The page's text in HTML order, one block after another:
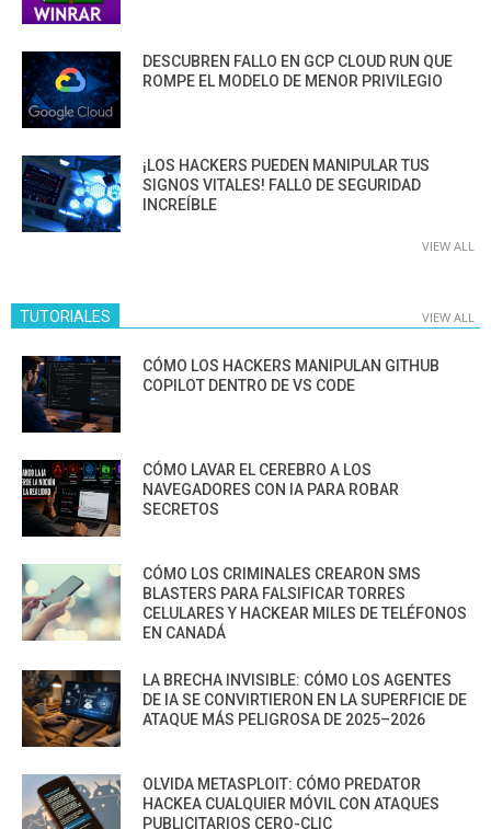
DESCUBREN FALLO EN GCP CLOUD RUN QUE
ROMPE EL MODELO DE MENOR PRIVILEGIO
¡LOS HACKERS PUEDEN MANIPULAR TUS
SIGNOS VITALES! FALLO DE SEGURIDAD
INCREÍBLE
VIEW ALL
TUTORIALES VIEW ALL
CÓMO LOS HACKERS MANIPULAN GITHUB
COPILOT DENTRO DE VS CODE
CÓMO LAVAR EL CEREBRO A LOS
NAVEGADORES CON IA PARA ROBAR
SECRETOS
CÓMO LOS CRIMINALES CREARON SMS
BLASTERS PARA FALSIFICAR TORRES
CELULARES Y HACKEAR MILES DE TELÉFONOS
EN CANADÁ
LA BRECHA INVISIBLE: CÓMO LOS AGENTES
DE IA SE CONVIRTIERON EN LA SUPERFICIE DE
ATAQUE MÁS PELIGROSA DE 2025–2026
OLVIDA METASPLOIT: CÓMO PREDATOR
HACKEA CUALQUIER MÓVIL CON ATAQUES
PUBLICITARIOS CERO-CLIC